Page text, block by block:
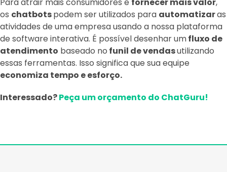
os chatbotspodem ser utilizados para automatizaras
atividades de uma empresa usando a nossa plataforma
de software interativa. É possível desenhar umfluxo de
atendimento baseado no funil de vendasutilizando
essas ferramentas. Isso significa que sua equipe
economiza tempo e esforço.
Interessado?Peça um orçamento do ChatGuru!